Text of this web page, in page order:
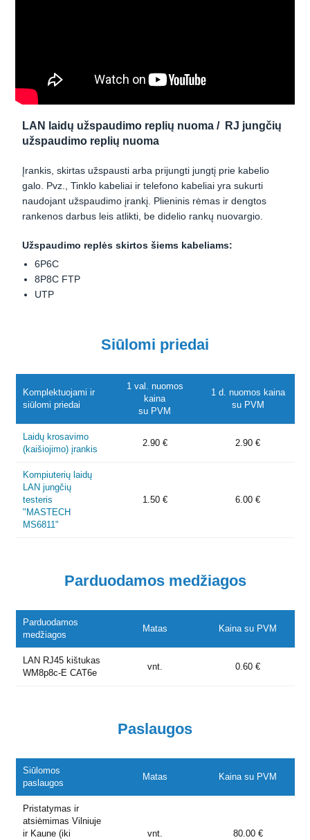
LAN laidų užspaudimo replių nuoma / RJ jungčių
užspaudimo replių nuoma
Įrankis, skirtas užspausti arba prijungti jungtį prie kabelio
galo. Pvz., Tinklo kabeliai ir telefono kabeliai yra sukurti
naudojant užspaudimo įrankį. Plieninis rėmas ir dengtos
rankenos darbus leis atlikti, be didelio rankų nuovargio.
Užspaudimo replės skirtos šiems kabeliams:
6P6C
8P8C FTP
UTP
Siūlomi priedai
Komplektuojami ir
siūlomi priedai
1 val. nuomos
kaina
su PVM
1 d. nuomos kaina
su PVM
Laidų krosavimo
(kaišiojimo) įrankis
2.90 € 2.90 €
Kompiuterių laidų
LAN jungčių
testeris
"MASTECH
MS6811"
1.50 € 6.00 €
Parduodamos medžiagos
Parduodamos
medžiagos
Matas Kaina su PVM
LAN RJ45 kištukas
WM8p8c-E CAT6e
vnt. 0.60 €
Paslaugos
Siūlomos
paslaugos
Matas Kaina su PVM
Pristatymas ir
atsiėmimas Vilniuje
ir Kaune (iki
vnt. 80.00 €